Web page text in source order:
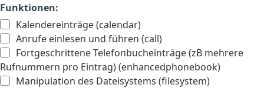
Funktionen:
Kalendereinträge (calendar)
Anrufe einlesen und führen (call)
Fortgeschrittene Telefonbucheinträge (zB mehrere
Rufnummern pro Eintrag) (enhancedphonebook)
Manipulation des Dateisystems (filesystem)